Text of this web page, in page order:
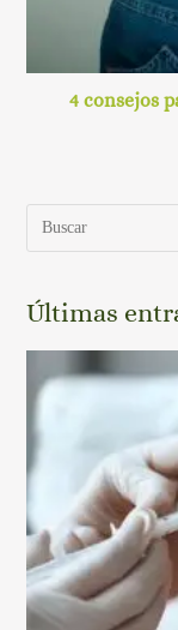
4 consejos
Últimas